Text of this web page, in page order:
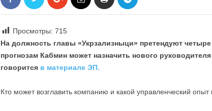
Просмотры: 715
На должность главы «Укрзализныци» претендуют
прогнозам Кабмин может назначить нового
говорится в материале ЭП.
Кто может возглавить компанию и какой управленческий